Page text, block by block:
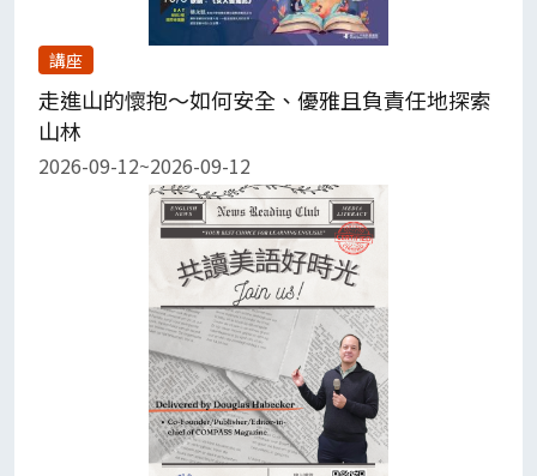
講座
走進山的懷抱～如何安全、優雅且負責任地探索
山林
2026-09-12~2026-09-12